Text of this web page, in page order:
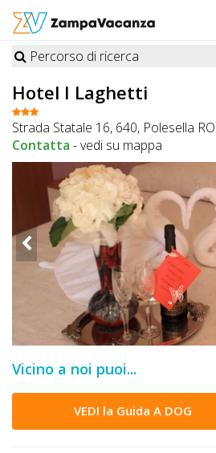
STRUTTURE
A
DOG
LUOGHI
A
DOG
OFFERTE
A
DOG
Percorso di ricerca
Hotel I Laghetti
Strada Statale 16, 640, Polesella
Contatta -vedi su mappa
Vicino a noi puoi...
VEDI la Guida A DOG